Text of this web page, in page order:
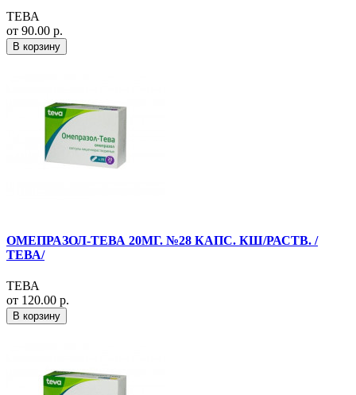
ТЕВА
от 90.00 р.
В корзину
ОМЕПРАЗОЛ-ТЕВА 20МГ. №28 КАПС. КШ/РАСТВ. /
ТЕВА/
ТЕВА
от 120.00 р.
В корзину